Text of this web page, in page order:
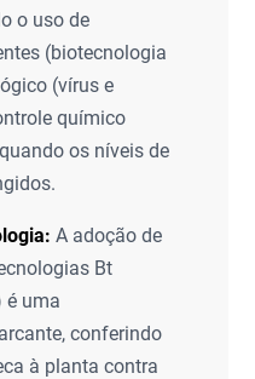
o uso de
(biotecnologia
(vírus e
químico
os níveis de
A adoção de
Bt
é uma
conferindo
à planta contra